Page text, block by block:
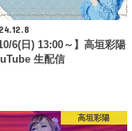
10/6(日) 13:00～】高垣彩陽
生配信
高垣彩陽